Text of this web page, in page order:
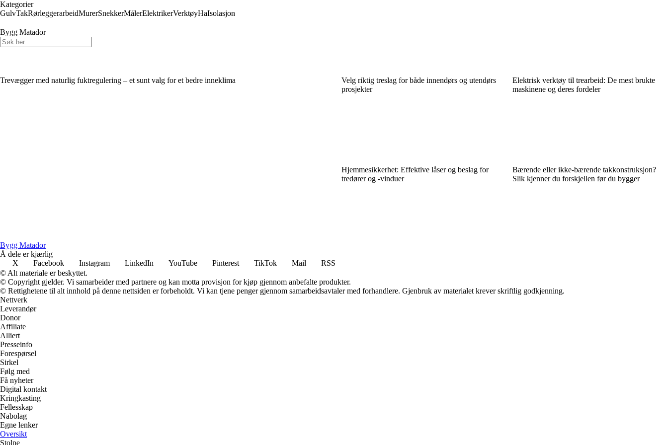
Kategorier
GulvTakRørleggerarbeidMurerSnekkerMålerElektrikerVerktøyHaIsolasjon
Bygg Matador
Trevægger med naturlig fuktregulering – et sunt valg for et bedre inneklima
Velg riktig treslag for både innendørs og utendørs
prosjekter
Elektrisk verktøy til trearbeid: De mest brukte
maskinene og deres fordeler
Hjemmesikkerhet: Effektive låser og beslag for
tredører og -vinduer
Bærende eller ikke-bærende takkonstruksjon?
Slik kjenner du forskjellen før du bygger
Bygg Matador
Å dele er kjærlig
X
Facebook Instagram LinkedIn YouTube Pinterest TikTok Mail
RSS
© Alt materiale er beskyttet.
© Copyright gjelder. Vi samarbeider med partnere og kan motta provisjon for kjøp gjennom anbefalte produkter.
© Rettighetene til alt innhold på denne nettsiden er forbeholdt. Vi kan tjene penger gjennom samarbeidsavtaler med forhandlere. Gjenbruk av materialet krever skriftlig godkjenning.
Nettverk
Leverandør
Donor
Affiliate
Alliert
Presseinfo
Forespørsel
Sirkel
Følg med
Få nyheter
Digital kontakt
Kringkasting
Fellesskap
Nabolag
Egne lenker
Oversikt
Stolpe